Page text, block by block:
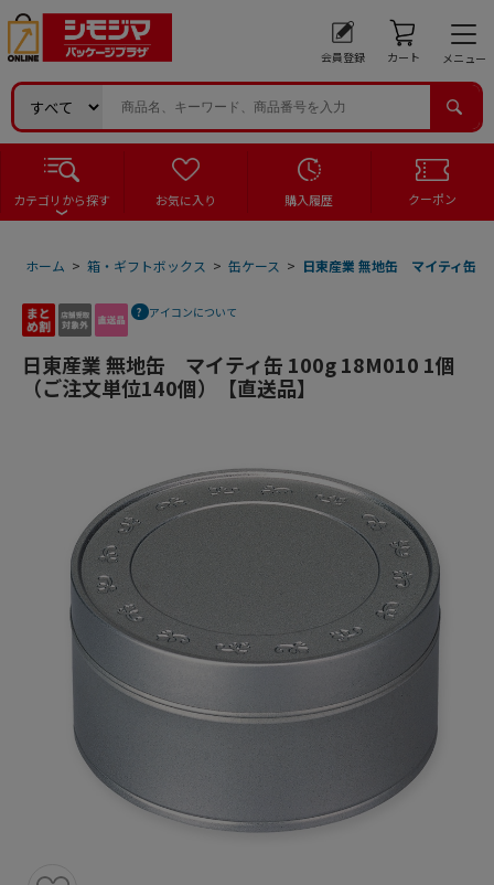
会員登録 カート メニュー
カテゴリから探す お気に入り 購入履歴 クーポン
ホーム > 箱・ギフトボックス > 缶ケース > 日東産業 無地缶 マイティ缶
アイコンについて
日東産業 無地缶 マイティ缶 100g 18M010 1個
（ご注文単位140個）【直送品】